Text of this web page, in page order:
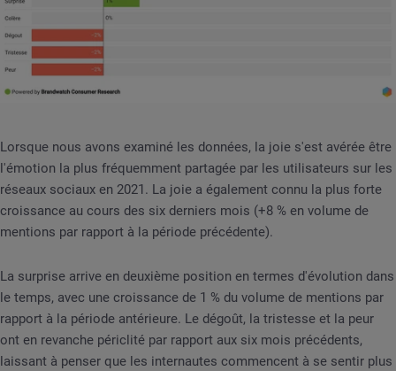
Lorsque nous avons examiné les données, la joie s'est avérée être
l'émotion la plus fréquemment partagée par les utilisateurs sur les
réseaux sociaux en 2021. La joie a également connu la plus forte
croissance au cours des six derniers mois (+8 % en volume de
mentions par rapport à la période précédente).
La surprise arrive en deuxième position en termes d'évolution dans
le temps, avec une croissance de 1 % du volume de mentions par
rapport à la période antérieure. Le dégoût, la tristesse et la peur
ont en revanche périclité par rapport aux six mois précédents,
laissant à penser que les internautes commencent à se sentir plus